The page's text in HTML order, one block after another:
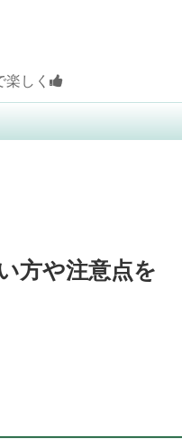
方や注意点を